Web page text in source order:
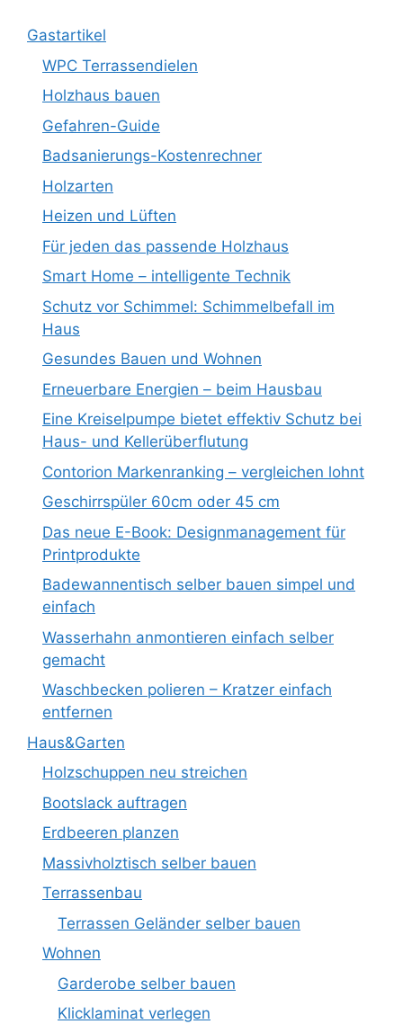
Gastartikel
WPC Terrassendielen
Holzhaus bauen
Gefahren-Guide
Badsanierungs-Kostenrechner
Holzarten
Heizen und Lüften
Für jeden das passende Holzhaus
Smart Home – intelligente Technik
Schutz vor Schimmel: Schimmelbefall im
Haus
Gesundes Bauen und Wohnen
Erneuerbare Energien – beim Hausbau
Eine Kreiselpumpe bietet effektiv Schutz bei
Haus- und Kellerüberflutung
Contorion Markenranking – vergleichen lohnt
Geschirrspüler 60cm oder 45 cm
Das neue E-Book: Designmanagement für
Printprodukte
Badewannentisch selber bauen simpel und
einfach
Wasserhahn anmontieren einfach selber
gemacht
Waschbecken polieren – Kratzer einfach
entfernen
Haus&Garten
Holzschuppen neu streichen
Bootslack auftragen
Erdbeeren planzen
Massivholztisch selber bauen
Terrassenbau
Terrassen Geländer selber bauen
Wohnen
Garderobe selber bauen
Klicklaminat verlegen